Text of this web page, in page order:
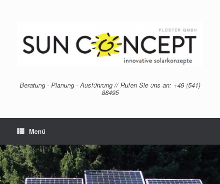
Beratung - Planung - Ausführung // Rufen Sie uns an: +49 (541)
88495
Menü